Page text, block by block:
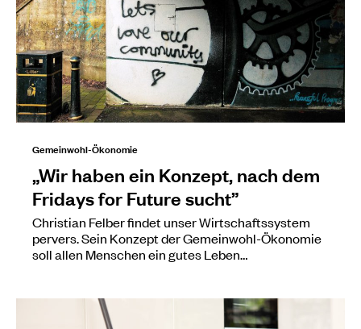
Gemeinwohl-Ökonomie
„Wir haben ein Konzept, nach dem
Fridays for Future sucht”
Christian Felber findet unser Wirtschaftssystem
pervers. Sein Konzept der Gemeinwohl-Ökonomie
soll allen Menschen ein gutes Leben…